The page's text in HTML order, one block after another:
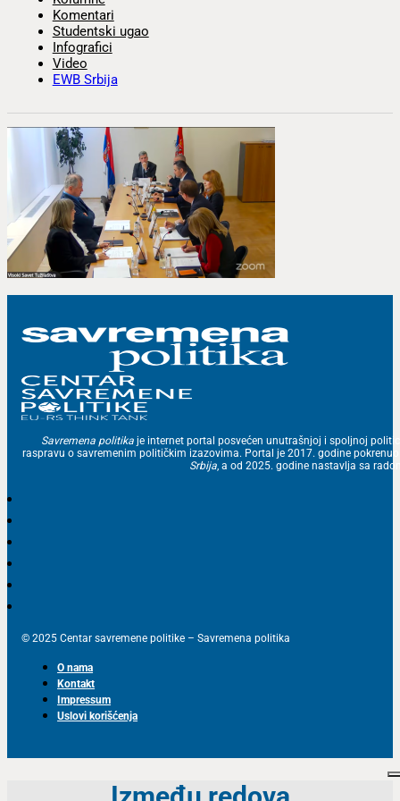
Komentari
Studentski ugao
Infografici
Video
EWB Srbija
Savremena politika je internet portal posvećen unutrašnjoj i spoljnoj
raspravu o savremenim političkim izazovima. Portal je 2017. godine
Srbija, a od 2025. godine nastavlja sa
© 2025 Centar savremene politike – Savremena politika
O nama
Kontakt
Impressum
Uslovi korišćenja